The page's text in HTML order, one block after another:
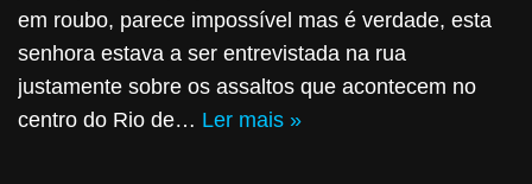
em roubo, parece impossível mas é verdade, esta
senhora estava a ser entrevistada na rua
justamente sobre os assaltos que acontecem no
centro do Rio de… Ler mais »